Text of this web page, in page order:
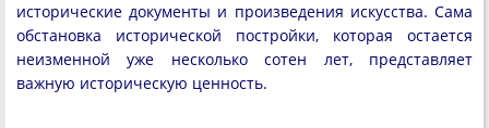
исторические документы и произведения искусства. Сама
обстановка исторической постройки, которая остается
неизменной уже несколько сотен лет, представляет
важную историческую ценность.